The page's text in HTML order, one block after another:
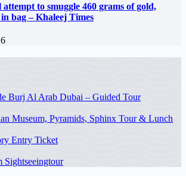
to smuggle 460 grams of gold,
bag – Khaleej Times
Burj Al Arab Dubai – Guided Tour
Museum, Pyramids, Sphinx Tour & Lunch
Entry Ticket
Sightseeingtour